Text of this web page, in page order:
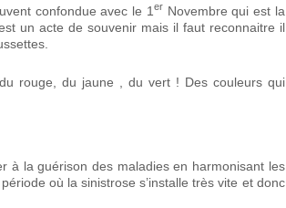
confondue avec le 1 erNovembre qui est la
un acte de souvenir mais il faut reconnaitre il
rouge, du jaune , du vert ! Des couleurs qui
à la guérison des maladies en harmonisant les
où la sinistrose s’installe très vite et donc